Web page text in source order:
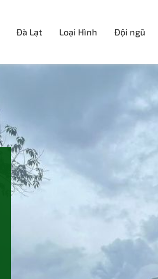
Đà Lạt Loại Hình Đội ngũ